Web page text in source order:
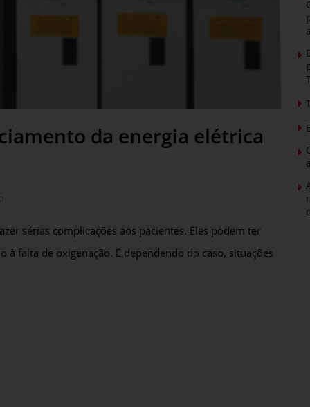
da energia elétrica
sérias complicações aos pacientes. Eles podem ter
falta de oxigenação. E dependendo do caso, situações